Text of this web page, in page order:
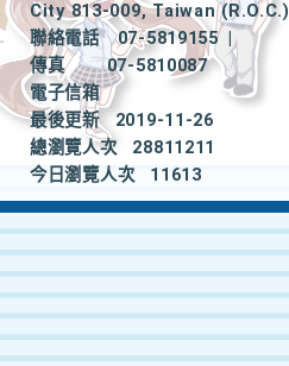
City 813-009, Taiwan (R.O.C.)
聯絡電話
07-5819155
|
傳真
07-5810087
電子信箱
最後更新
2019-11-26
總瀏覽人次
28811211
今日瀏覽人次
11613